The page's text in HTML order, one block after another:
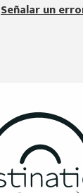
Señalar un